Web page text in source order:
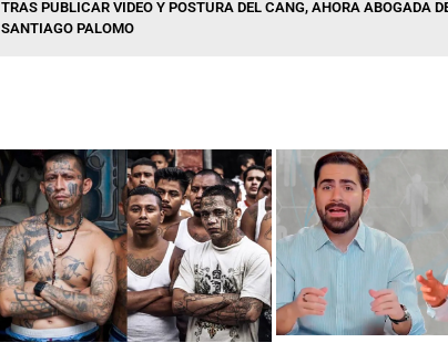
TRAS PUBLICAR VIDEO Y POSTURA DEL CANG, AHORA ABOGADA
SANTIAGO PALOMO